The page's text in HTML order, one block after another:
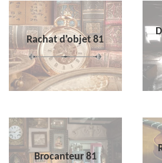
Rachat d'objet 81
Brocanteur 81